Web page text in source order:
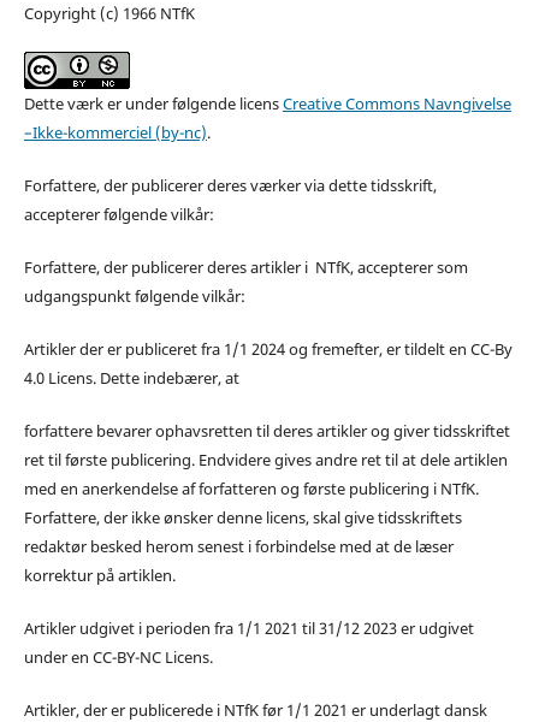
Copyright (c) 1966 NTfK
Dette værk er under følgende licensCreative Commons Navngivelse
–Ikke-kommerciel (by-nc).
Forfattere, der publicerer deres værker via dette tidsskrift,
accepterer følgende vilkår:
Forfattere, der publicerer deres artikler i NTfK, accepterer som
udgangspunkt følgende vilkår:
Artikler der er publiceret fra 1/1 2024 og fremefter, er tildelt en CC-By
4.0 Licens. Dette indebærer, at
forfattere bevarer ophavsretten til deres artikler og giver tidsskriftet
ret til første publicering. Endvidere gives andre ret til at dele artiklen
med en anerkendelse af forfatteren og første publicering i NTfK.
Forfattere, der ikke ønsker denne licens, skal give tidsskriftets
redaktør besked herom senest i forbindelse med at de læser
korrektur på artiklen.
Artikler udgivet i perioden fra 1/1 2021 til 31/12 2023 er udgivet
under en CC-BY-NC Licens.
Artikler, der er publicerede i NTfK før 1/1 2021 er underlagt dansk